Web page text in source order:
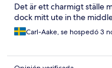
Det är ett charmigt ställe
dock mitt ute in the
Carl-Aake, se hospedó 3